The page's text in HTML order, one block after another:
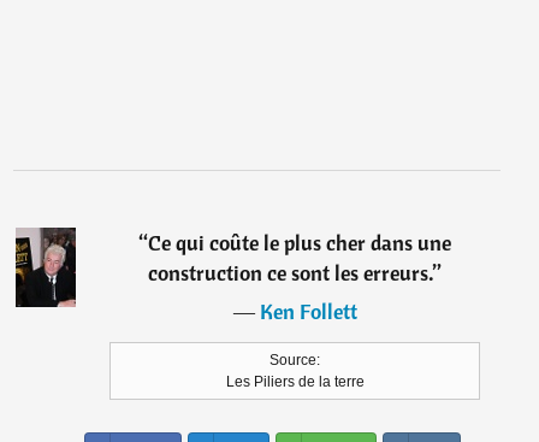
“Ce qui coûte le plus cher dans une
construction ce sont les erreurs.”
―Ken Follett
Source:
Les Piliers de la terre